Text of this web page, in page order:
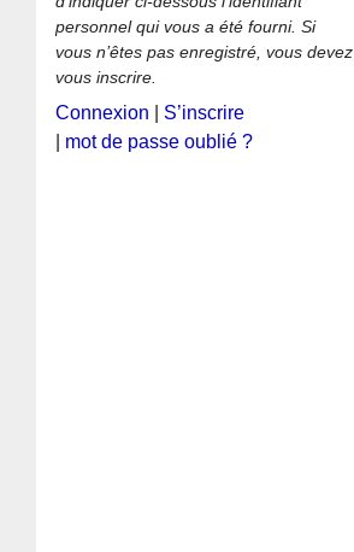
personnel qui vous a été fourni. Si
vous n’êtes pas enregistré, vous devez
vous inscrire.
Connexion
S’inscrire
mot de passe oublié ?